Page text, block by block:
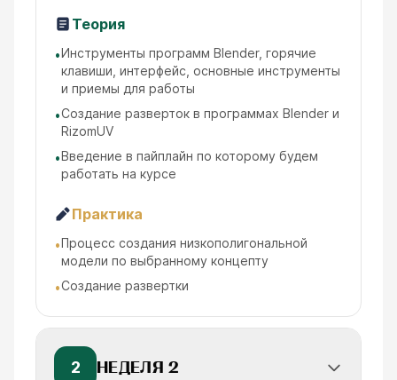
Теория
•Инструменты программ Blender, горячие
клавиши, интерфейс, основные инструменты
и приемы для работы
•Создание разверток в программах Blender и
RizomUV
•Введение в пайплайн по которому будем
работать на курсе
Практика
•Процесс создания низкополигональной
модели по выбранному концепту
•Создание развертки
2 НЕДЕЛЯ 2